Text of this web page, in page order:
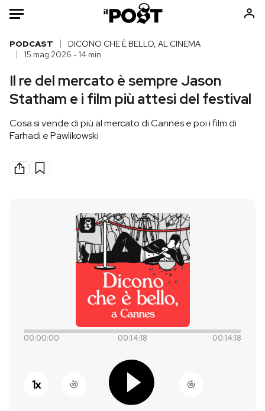
Auto
Italia
Politica
Moda
Altrecose
Mondiali calcio 2026
NEWSLETTER
PODCAST
DICONO CHE È BELLO, AL CINEMA
15 mag 2026 - 14 min
Il re del mercato è sempre Jason
Statham e i film più attesi del festival
Cosa si vende di più al mercato di Cannes e poi i film di
Farhadi e Pawlikowski
00:00:00 00:14:18 00:14:18
1x